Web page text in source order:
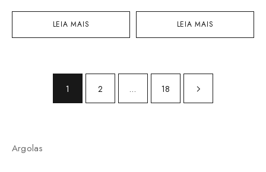
LEIA MAIS LEIA MAIS
1 2 … 18
Argolas